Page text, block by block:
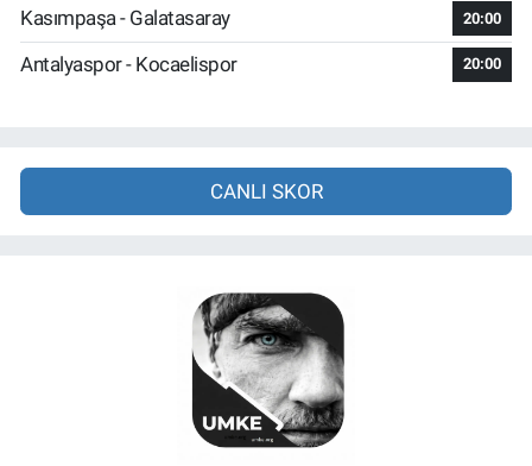
Kasımpaşa - Galatasaray 20:00
Antalyaspor - Kocaelispor 20:00
CANLI SKOR